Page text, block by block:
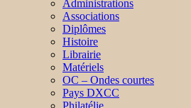
Administrations
Associations
Diplômes
Histoire
Librairie
Matériels
OC – Ondes courtes
Pays DXCC
Philatélie